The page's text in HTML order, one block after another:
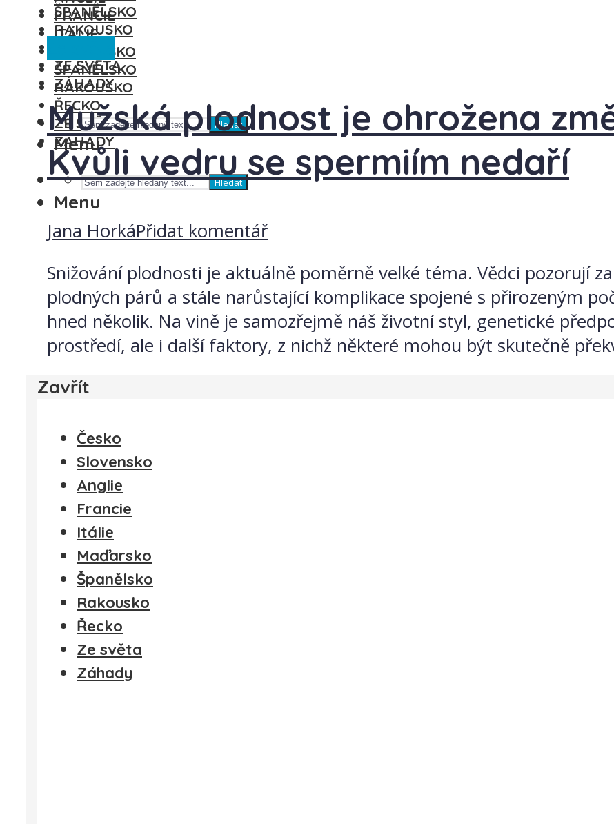
FRANCIE
ITÁLIE
MAĎARSKO
ŠPANĚLSKO
RAKOUSKO
ŘECKO
ZE SVĚTA
ZÁHADY
Hledat
Menu
ŠPANĚLSKO
RAKOUSKO
ZE SVĚTA
ZÁHADY
Hledat
Menu
Mužská plodnost je ohrožena
Kvůli vedru se spermiím nedaří
Jana HorkáPřidat komentář
Snižování plodnosti je aktuálně poměrně velké téma. Vědci pozorují
plodných párů a stále narůstající komplikace spojené s přirozeným
hned několik. Na vině je samozřejmě náš životní styl, genetické
prostředí, ale i další faktory, z nichž některé mohou být skutečně
Zavřít
Česko
Slovensko
Anglie
Francie
Itálie
Maďarsko
Španělsko
Rakousko
Řecko
Ze světa
Záhady